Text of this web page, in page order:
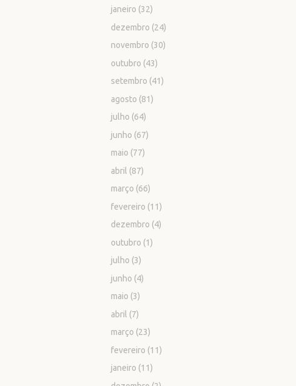
janeiro (32)
dezembro (24)
novembro (30)
outubro (43)
setembro (41)
agosto (81)
julho (64)
junho (67)
maio (77)
abril (87)
março (66)
fevereiro (11)
dezembro (4)
outubro (1)
julho (3)
junho (4)
maio (3)
abril (7)
março (23)
fevereiro (11)
janeiro (11)